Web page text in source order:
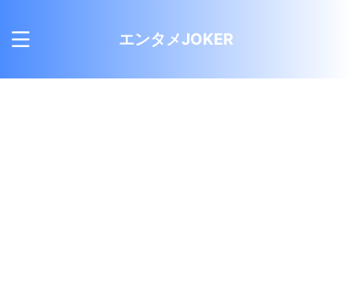
エンタメJOKER